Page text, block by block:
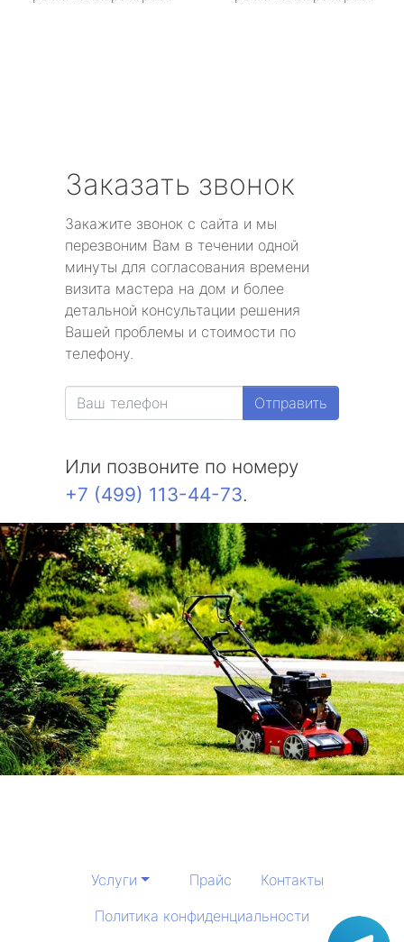
Заказать звонок
Закажите звонок с сайта и мы
перезвоним Вам в течении одной
минуты для согласования времени
визита мастера на дом и более
детальной консультации решения
Вашей проблемы и стоимости по
телефону.
Отправить
Или позвоните по номеру
+7 (499) 113-44-73.
Услуги Прайс
Контакты
Политика конфиденциальности